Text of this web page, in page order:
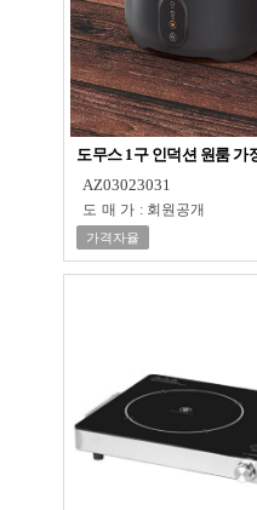
도무스 1구 인덕션 원룸 가
AZ03023031
도매가 : 회원공개
가격자율